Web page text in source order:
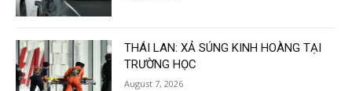
THÁI LAN: XẢ SÚNG KINH HOÀNG TẠI
TRƯỜNG HỌC
August 7, 2026